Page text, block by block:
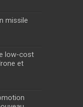
missile
low-cost
et